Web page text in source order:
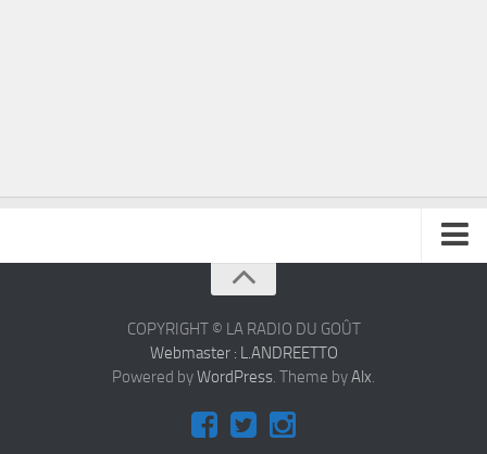
COPYRIGHT © LA RADIO DU GOÛT
Webmaster : L.ANDREETTO
Powered byWordPress. Theme byAlx.